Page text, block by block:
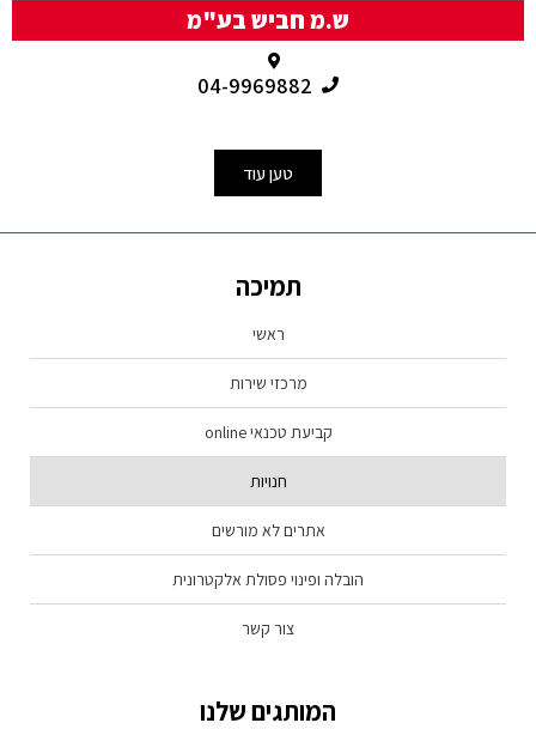
ש.מ חביש בע"מ
04-9969882
טען עוד
תמיכה
ראשי
מרכזי שירות
קביעת טכנאי online
חנויות
אתרים לא מורשים
הובלה ופינוי פסולת אלקטרונית
צור קשר
המותגים שלנו